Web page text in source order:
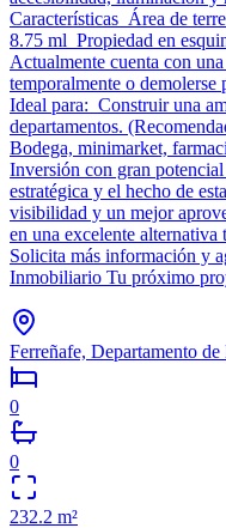
Características Área de
8.75 ml Propiedad en
Actualmente cuenta con
temporalmente o demolerse
Ideal para: Construir una
departamentos.
Bodega, minimarket,
Inversión con gran
estratégica y el hecho de
visibilidad y un mejor
en una excelente
Solicita más información y
Inmobiliario Tu próximo
Ferreñafe, Departamento
0
0
232.2 m²